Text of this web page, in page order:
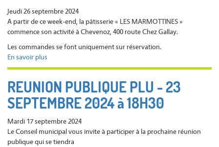
:
0800
112
112
pas
un
SPAM
Jeudi 26 septembre 2024
A partir de ce week-end, la pâtisserie « LES MARMOTTINES »
commence son activité à Chevenoz, 400 route Chez Gallay.
Les commandes se font uniquement sur réservation.
En savoir plus
Création
la
pâtisserie
"Les
marmottines"
-
Commande
REUNION PUBLIQUE PLU - 23
SEPTEMBRE 2024 à 18H30
Mardi 17 septembre 2024
Le Conseil municipal vous invite à participer à la prochaine réunion
publique qui se tiendra